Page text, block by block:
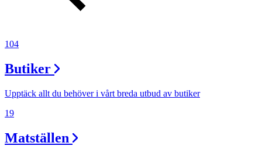
Lediga jobb
Magasin
Presentkort
104
Butiker
Upptäck allt du behöver i vårt breda utbud av butiker
19
Matställen